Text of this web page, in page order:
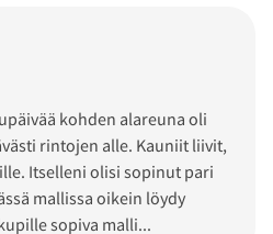
kohden alareuna oli
rintojen alle. Kauniit liivit,
Itselleni olisi sopinut pari
mallissa oikein löydy
sopiva malli...